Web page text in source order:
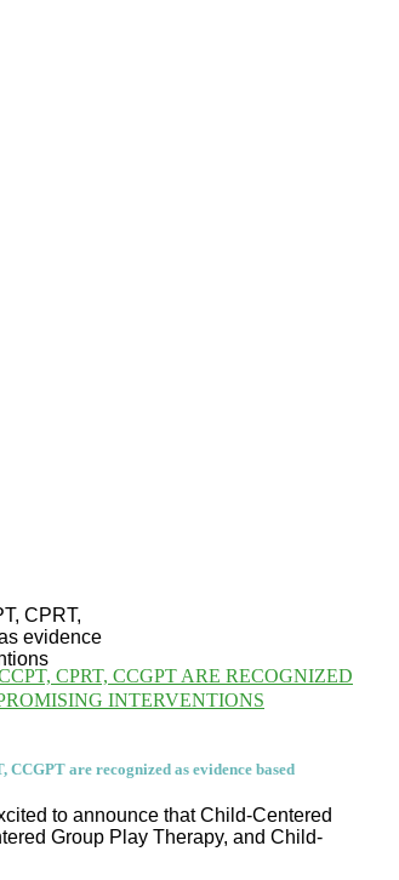
CPRT, CCGPT ARE RECOGNIZED
INTERVENTIONS
CCGPT are recognized as evidence based
to announce that Child-Centered
Group Play Therapy, and Child-